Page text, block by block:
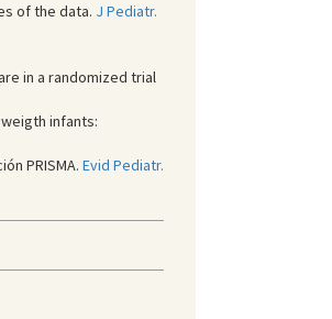
of the data. J Pediatr.
in a randomized trial
infants:
PRISMA. Evid Pediatr.